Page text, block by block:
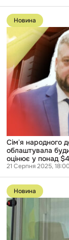
Перейти
до
публікації
Сімʼя
народного
депутата-
переселенця
Кузнєцова
облаштувала
будинок
столиці,
вартість
понад
$400
тисяч
Новина
Сімʼя народного
облаштувала
оцінює у понад
21 Серпня 2025,
Перейти
до
публікації
«Уже
тікав,
навіщо
знову
Новина